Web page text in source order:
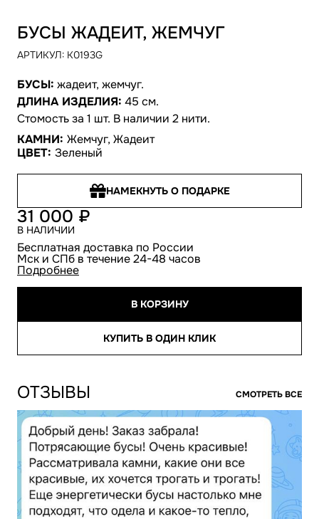
БУСЫ ЖАДЕИТ, ЖЕМЧУГ
АРТИКУЛ: K0193G
БУСЫ: жадеит, жемчуг.
ДЛИНА ИЗДЕЛИЯ: 45 см.
Cтомость за 1 шт. В наличии 2 нити.
КАМНИ: Жемчуг, Жадеит
ЦВЕТ: Зеленый
НАМЕКНУТЬ О ПОДАРКЕ
31 000
В НАЛИЧИИ
Бесплатная доставка по России
Мск и СПб в течение 24-48 часов
Подробнее
В КОРЗИНУ
КУПИТЬ В ОДИН КЛИК
ОТЗЫВЫ СМОТРЕТЬ ВСЕ